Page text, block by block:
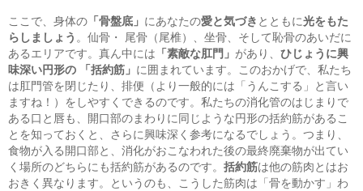
ここで、身体の 「骨盤底」 にあなたの愛と気づき とともに光をもた
らしましょう 。仙骨・ 尾骨（尾椎）、坐骨、そして恥骨のあいだに
あるエリアです。真ん中には 「素敵な肛門」 があり、 ひじょうに興
味深い円形の 「括約筋」 に囲まれています。このおかげで、私たち
は肛門管を閉じたり、排便（より一般的には「うんこする」と言い
ますね！）をしやすくできるのです。私たちの消化管のはじまりで
ある口と唇も、開口部のまわりに同じような円形の括約筋があるこ
とを知っておくと、さらに興味深く参考になるでしょう。つまり、
食物が入る開口部と、消化がおこなわれた後の最終廃棄物が出てい
く場所のどちらにも括約筋があるのです。 括約筋は他の筋肉とはお
おきく異なります。というのも、こうした筋肉は「骨を動かす」わ